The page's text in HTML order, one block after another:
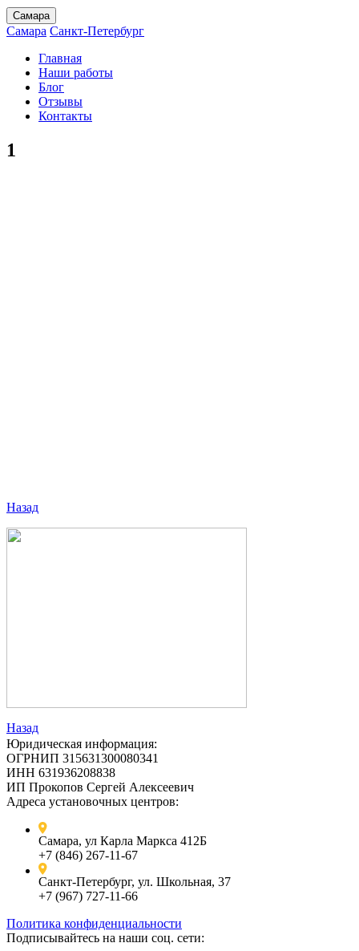
Самара
Самара Санкт-Петербург
Главная
Наши работы
Блог
Отзывы
Контакты
1
Назад
Назад
Юридическая информация:
ОГРНИП 315631300080341
ИНН 631936208838
ИП Прокопов Сергей Алексеевич
Адреса установочных центров:
Самара, ул Карла Маркса 412Б
+7 (846) 267-11-67
Санкт-Петербург, ул. Школьная, 37
+7 (967) 727-11-66
Политика конфиденциальности
Подписывайтесь на наши соц. сети: